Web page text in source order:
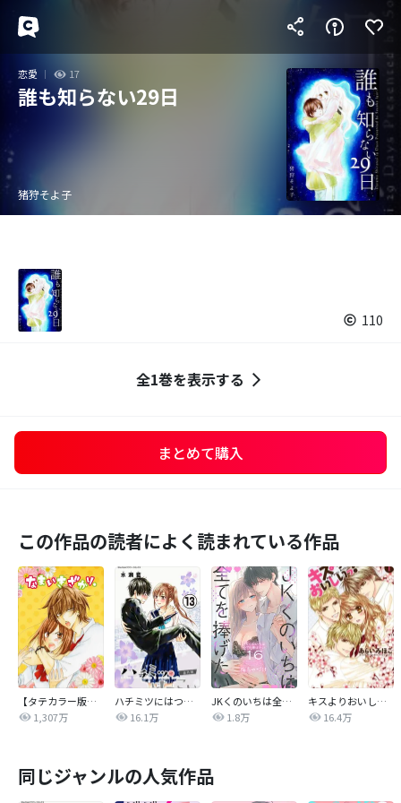
恋愛 17
誰も知らない29日
猪狩そよ子
110
全1巻を表示する
まとめて購入
この作品の読者によく読まれている作品
【タテカラー版】なまいきざかり。
1,307万
ハチミツにはつこい
16.1万
JKくのいちは全てを捧げたい
1.8万
キスよりおいしいっ！
16.4万
同じジャンルの人気作品